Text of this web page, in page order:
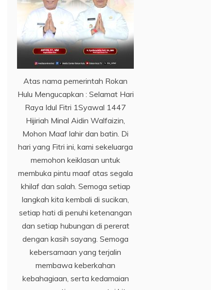
Atas nama pemerintah Rokan
Hulu Mengucapkan : Selamat Hari
Raya Idul Fitri 1Syawal 1447
Hijiriah Minal Aidin Walfaizin,
Mohon Maaf lahir dan batin. Di
hari yang Fitri ini, kami sekeluarga
memohon keiklasan untuk
membuka pintu maaf atas segala
khilaf dan salah. Semoga setiap
langkah kita kembali di sucikan,
setiap hati di penuhi ketenangan
dan setiap hubungan di pererat
dengan kasih sayang. Semoga
kebersamaan yang terjalin
membawa keberkahan
kebahagiaan, serta kedamaian